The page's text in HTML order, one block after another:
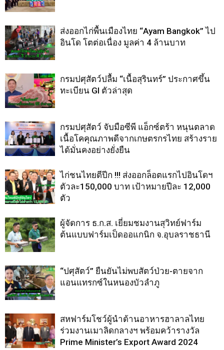
ส่งออกไก่พื้นเมืองไทย “Ayam Bangkok” ไป
อินโด โตต่อเนื่อง มูลค่า 4 ล้านบาท
กรมปศุสัตว์ปลื้ม “เนื้อสุรินทร์” ประกาศขึ้น
ทะเบียน GI ตัวล่าสุด
กรมปศุสัตว์ จับมือซีพี แอ็กซ์ตร้า หนุนตลาด
เนื้อโคคุณภาพดีจากเกษตรกรไทย สร้างราย
ได้มั่นคงอย่างยั่งยืน
ไก่ชนไทยตีปีก !!! ส่งออกล็อตแรกไปอินโดฯ
ตัวละ150,000 บาท เป้าหมายปีละ 12,000
ตัว
ผู้จัดการ ธ.ก.ส. เยี่ยมชมงานสุวิทย์ฟาร์ม
ต้นแบบฟาร์มเป็ดออแกนิก จ.อุบลราชธานี
“ปศุสัตว์” ยืนยันไม่พบสัตว์ป่วย-ตายจาก
แอนแทรกซ์ในหนองบัวลำภู
สหฟาร์มโชว์ผู้นำด้านอาหารฮาลาลไทย
ร่วมงานเมาลิดกลางฯ พร้อมคว้ารางวัล
Prime Minister’s Export Award 2024